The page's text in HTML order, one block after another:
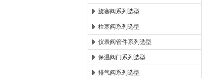
旋塞阀系列选型
柱塞阀系列选型
仪表阀管件系列选型
保温阀门系列选型
排气阀系列选型